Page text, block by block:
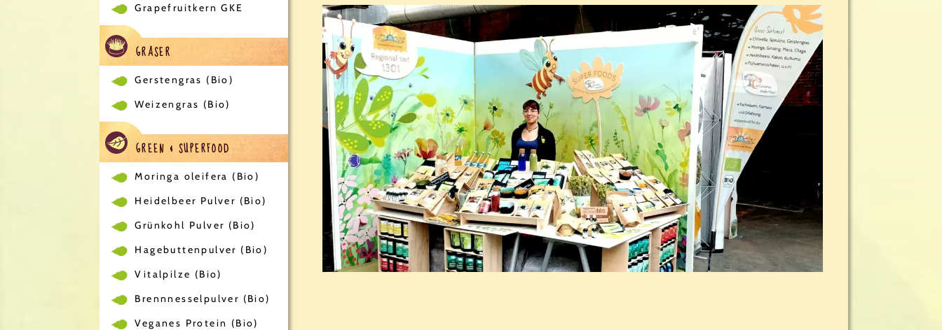
Grapefruitkern GKE
GRÄSER
Gerstengras (Bio)
Weizengras (Bio)
GREEN & SUPERFOOD
Moringa oleifera (Bio)
Heidelbeer Pulver (Bio)
Grünkohl Pulver (Bio)
Hagebuttenpulver (Bio)
Vitalpilze (Bio)
Brennnesselpulver (Bio)
Veganes Protein (Bio)